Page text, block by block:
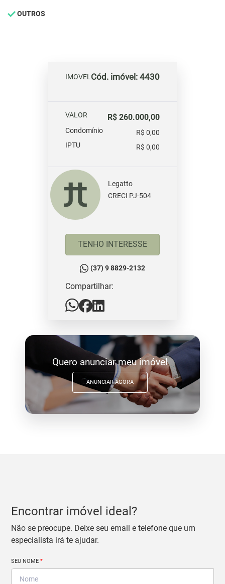
OUTROS
IMOVELCód. imóvel: 4430
VALOR R$ 260.000,00
Condomínio
R$ 0,00
IPTU
R$ 0,00
Legatto
CRECI PJ-504
TENHO INTERESSE
(37) 9 8829-2132
Compartilhar:
Quero anunciar meu imóvel
ANUNCIAR AGORA
Encontrar imóvel ideal?
Não se preocupe. Deixe seu email e telefone que um
especialista irá te ajudar.
SEU NOME*